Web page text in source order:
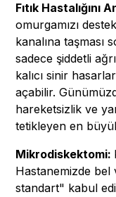
Fıtık Hastalığını
omurgamızı
kanalına taşması
sadece şiddetli
kalıcı sinir
açabilir.
hareketsizlik ve
tetikleyen en
Mikrodiskektomi:
Hastanemizde bel
standart" kabul